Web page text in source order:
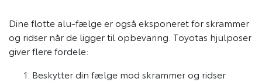
Dine flotte alu-fælge er også eksponeret for skrammer
og ridser når de ligger til opbevaring. Toyotas hjulposer
giver flere fordele:
Beskytter din fælge mod skrammer og ridser